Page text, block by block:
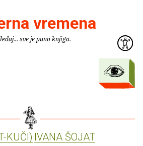
vremena
sve je puno knjiga.
KUČI) IVANA ŠOJAT